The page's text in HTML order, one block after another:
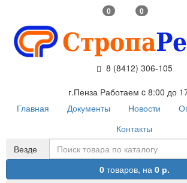
0 0
8 (8412) 306-105
г.Пенза Работаем c 8:00 до
Главная
Документы Новости
Контакты
Везде
0товаров, на 0 р.